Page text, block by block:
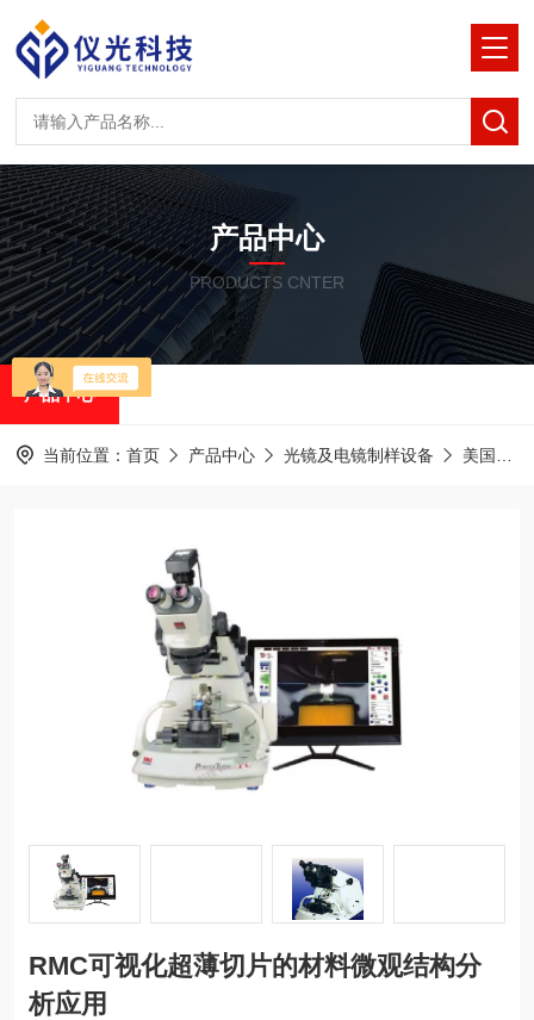
产品中心
PRODUCTS CNTER
产品中心
当前位置： 首页 产品中心 光镜及电镜制样设备 美国RMC半薄&超薄切片机
RMC可视化超薄切片的材料微观结构分
析应用